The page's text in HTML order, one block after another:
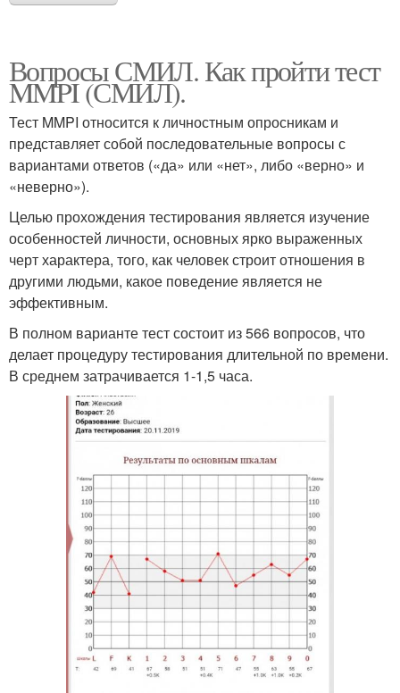
Вопросы СМИЛ. Как пройти тест
MMPI (СМИЛ).
Тест MMPI относится к личностным опросникам и
представляет собой последовательные вопросы с
вариантами ответов («да» или «нет», либо «верно» и
«неверно»).
Целью прохождения тестирования является изучение
особенностей личности, основных ярко выраженных
черт характера, того, как человек строит отношения в
другими людьми, какое поведение является не
эффективным.
В полном варианте тест состоит из 566 вопросов, что
делает процедуру тестирования длительной по времени.
В среднем затрачивается 1-1,5 часа.